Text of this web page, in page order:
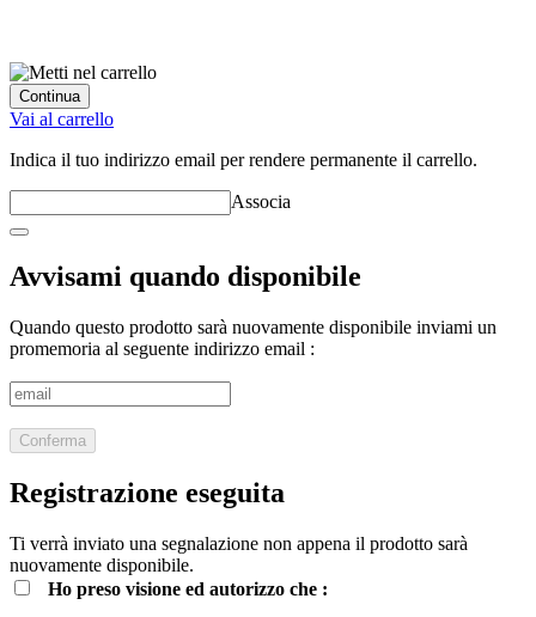
Continua
Vai al carrello
Indica il tuo indirizzo email per rendere permanente il carrello.
Associa
Avvisami quando disponibile
Quando questo prodotto sarà nuovamente disponibile inviami un
promemoria al seguente indirizzo email :
Conferma
Registrazione eseguita
Ti verrà inviato una segnalazione non appena il prodotto sarà
nuovamente disponibile.
Ho preso visione ed autorizzo che :